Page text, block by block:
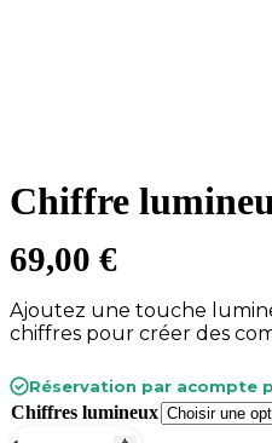
Chiffre
69,00 €
Ajoutez une touche
chiffres pour créer des
Réservation par acompte
Chiffres lumineux